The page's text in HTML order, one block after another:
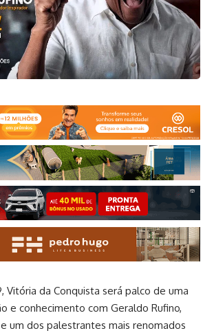
Vitória da Conquista será palco de uma
e conhecimento com Geraldo Rufino,
e um dos palestrantes mais renomados